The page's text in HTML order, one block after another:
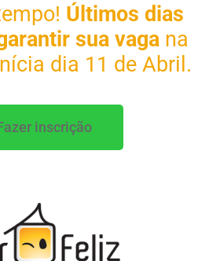
Últimos dias
sua vaga na
dia 11 de Abril.
inscrição